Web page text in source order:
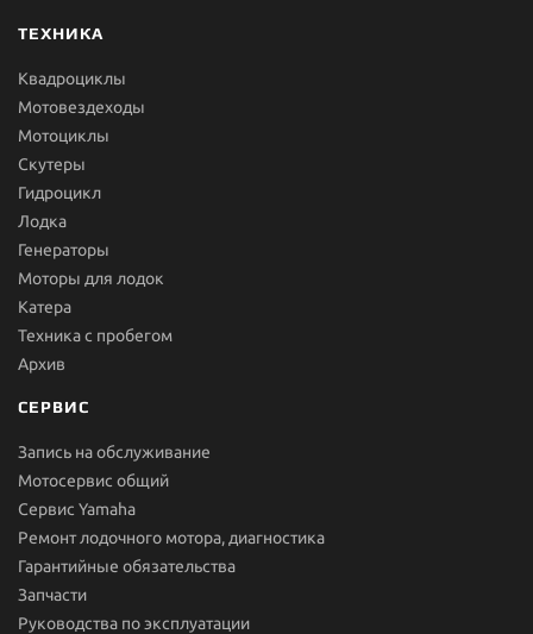
ТЕХНИКА
Квадроциклы
Мотовездеходы
Мотоциклы
Скутеры
Гидроцикл
Лодка
Генераторы
Моторы для лодок
Катера
Техника с пробегом
Архив
СЕРВИС
Запись на обслуживание
Мотосервис общий
Сервис Yamaha
Ремонт лодочного мотора, диагностика
Гарантийные обязательства
Запчасти
Руководства по эксплуатации